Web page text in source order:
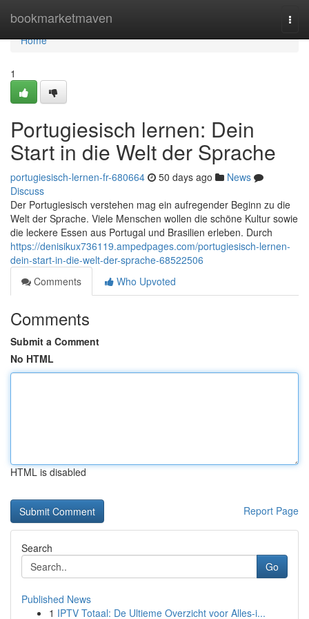
bookmarketmaven
Home
Home
1
Portugiesisch lernen: Dein
Start in die Welt der Sprache
portugiesisch-lernen-fr-680664 50 days ago
News
Discuss
Der Portugiesisch verstehen mag ein aufregender Beginn zu die
Welt der Sprache. Viele Menschen wollen die schöne Kultur sowie
die leckere Essen aus Portugal und Brasilien erleben. Durch
https://denisikux736119.ampedpages.com/portugiesisch-lernen-
dein-start-in-die-welt-der-sprache-68522506
Comments
Who Upvoted
Comments
Submit a Comment
No HTML
HTML is disabled
Report Page
Search
Go
Published News
1 IPTV Totaal: De Ultieme Overzicht voor Alles-i...